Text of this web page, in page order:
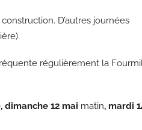
D’autres journées
régulièrement la
, dimanche 12 mai matin, mardi